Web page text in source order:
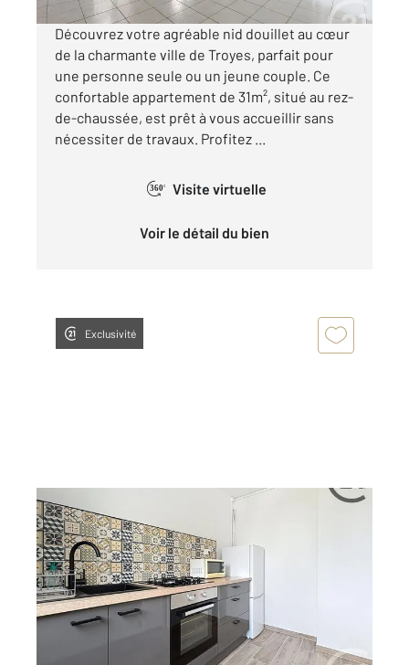
Découvrez votre agréable nid douillet au cœur
de la charmante ville de Troyes, parfait pour
une personne seule ou un jeune couple. Ce
confortable appartement de 31m², situé au rez-
de-chaussée, est prêt à vous accueillir sans
nécessiter de travaux. Profitez ...
360° Visite virtuelle
Voir le détail du bien
Exclusivité
TROYES 10
39,44 m2, 2 pièces
Ref : 72185
Appartement F2 à louer
565 €
par mois charges comprises